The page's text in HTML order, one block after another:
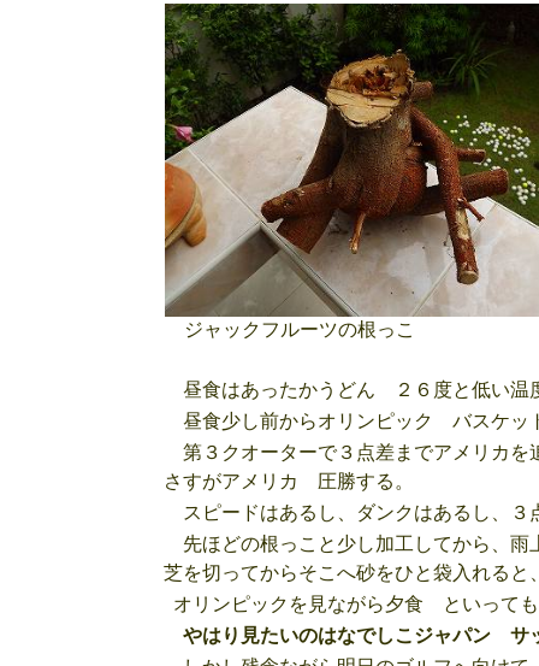
ジャックフルーツの根っこ
昼食はあったかうどん ２６度と低い温
昼食少し前からオリンピック バスケッ
第３クオーターで３点差までアメリカ
さすがアメリカ 圧勝する。
スピードはあるし、ダンクはあるし、３
先ほどの根っこと少し加工してから、雨
芝を切ってからそこへ砂をひと袋入れる
オリンピックを見ながら夕食 といって
やはり見たいのはなでしこジャパン サ